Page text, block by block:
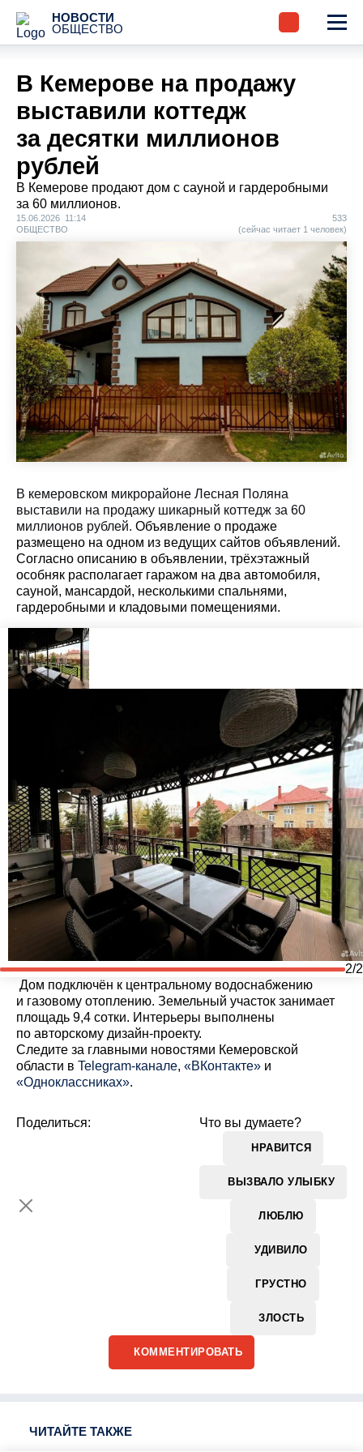
НОВОСТИ
ОБЩЕСТВО
В Кемерове на продажу
выставили коттедж
за десятки миллионов
рублей
В Кемерове продают дом с сауной и гардеробными
за 60 миллионов.
15.06.2026 11:14
ОБЩЕСТВО
533
(сейчас читает 1 человек)
В кемеровском микрорайоне Лесная Поляна
выставили на продажу шикарный коттедж за 60
миллионов рублей. Объявление о продаже
размещено на одном из ведущих сайтов объявлений.
Согласно описанию в объявлении, трёхэтажный
особняк располагает гаражом на два автомобиля,
сауной, мансардой, несколькими спальнями,
гардеробными и кладовыми помещениями.
2/2
Дом подключён к центральному водоснабжению
и газовому отоплению. Земельный участок занимает
площадь 9,4 сотки. Интерьеры выполнены
по авторскому дизайн-проекту.
Cледите за главными новостями Кемеровской
области в Telegram-канале, «ВКонтакте» и
«Одноклассниках».
Что вы думаете?
НРАВИТСЯ
ВЫЗВАЛО УЛЫБКУ
ЛЮБЛЮ
УДИВИЛО
ГРУСТНО
ЗЛОСТЬ
Поделиться:
КОММЕНТИРОВАТЬ
ЧИТАЙТЕ ТАКЖЕ